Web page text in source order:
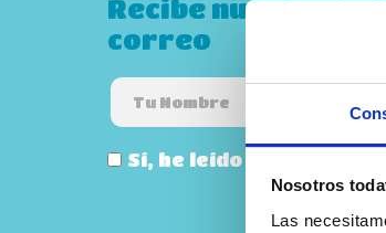
Nosotros
Las
Recibe nuestro
correo
Sí, he leído y acepto la